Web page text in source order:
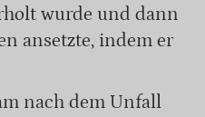
wurde und dann
ansetzte, indem er
nach dem Unfall